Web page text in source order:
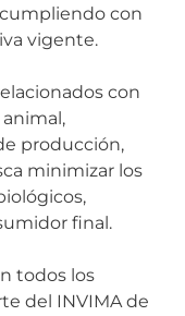
con
vigente.
con
producción,
minimizar los
final.
todos los
del INVIMA de